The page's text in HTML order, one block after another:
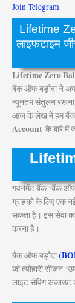
Join Telegram
Lifetime
लाइफटाइम
Lifetime Zero
बैंक ऑफ बड़ौदा ने
न्यूनतम संतुलन
आज के लेख में हम बैंक
Account के बारे में
गवर्नमेंट बैंक ‘बैंक ऑफ
ग्राहकों के लिए एक
सकता है। इस सेवा
करना है।
बैंक ऑफ बड़ौदा
जो त्योहारी सीज़न
लाइट सेविंग अकाउंट